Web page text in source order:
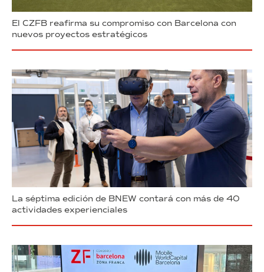
El CZFB reafirma su compromiso con Barcelona con
nuevos proyectos estratégicos
La séptima edición de BNEW contará con más de 40
actividades experienciales